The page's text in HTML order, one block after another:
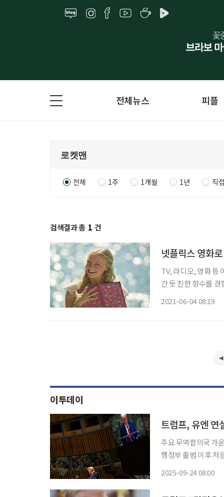
전체뉴스 피플
전체 1주 1개월 1년 직
검색결과 총 1 건
넷플릭스 영화
TV, 라디오, 영화 등
간 듯 진한 향수를
2021-06-04 08:19
이투데이
트럼프, 유엔
주요 무역합의국 가
행정부 출범 이후 처
2025-09-24 08:00